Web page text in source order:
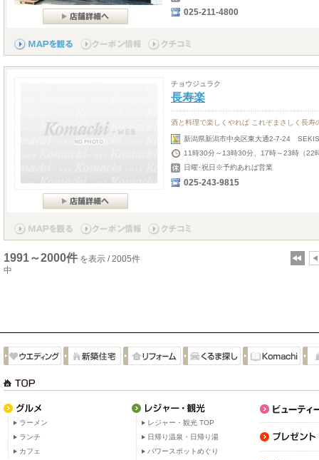
025-211-4800
チョウジュラク
長寿楽
酒と料理で楽しくやれば これぞまさしく長寿
新潟県新潟市中央区東大通2-7-24
11時30分～13時30分、17時～23時（22
日曜･祝日※予約あれば営業
025-243-9815
1991～2000件 を表示 / 2005件
中
ラーメン
ランチ
カフェ
レジャー・観光 TOP
日帰り温泉・日帰り湯
パワースポットめぐり